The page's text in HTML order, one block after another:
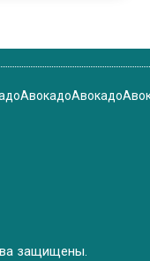
АвокадоАвокадо
защищены.